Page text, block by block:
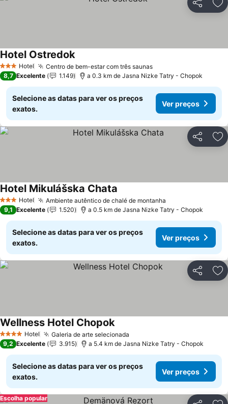
Partilhar
3 EstrelasHotel Centro de bem-estar com três saunas
Hotel Ostredok
8,7 Excelente 1.149 a 0.3 km de Jasna Nizke Tatry - Chopok
Selecione as datas para ver os preços
exatos.
Ver preços
Partilhar
3 EstrelasHotel Ambiente autêntico de chalé de montanha
Hotel Mikulášska Chata
9,1 Excelente 1.520 a 0.5 km de Jasna Nizke Tatry - Chopok
Selecione as datas para ver os preços
exatos.
Ver preços
Partilhar
4 EstrelasHotel Galeria de arte selecionada
Wellness Hotel Chopok
9,2 Excelente 3.915 a 5.4 km de Jasna Nizke Tatry - Chopok
Selecione as datas para ver os preços
exatos.
Ver preços
Escolha popular